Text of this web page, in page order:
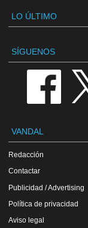
LO ÚLTIMO
SÍGUENOS
VANDAL
Redacción
Contactar
Publicidad / Advertising
Política de privacidad
Aviso legal